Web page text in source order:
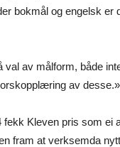
bokmål og engelsk
val av målform, både
av desse.»
Kleven pris som ei
fram at verksemda